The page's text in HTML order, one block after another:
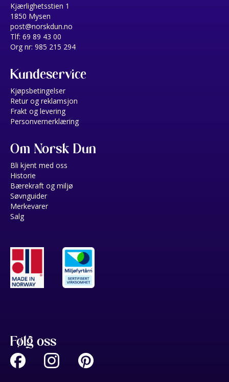
Kjærlighetsstien 1
1850 Mysen
post@norskdun.no
Tlf: 69 89 43 00
Org nr: 985 215 294
Kundeservice
Kjøpsbetingelser
Retur og reklamsjon
Frakt og levering
Personvernerklæring
Om Norsk Dun
Bli kjent med oss
Historie
Bærekraft og miljø
Søvnguider
Merkevarer
Salg
Følg oss